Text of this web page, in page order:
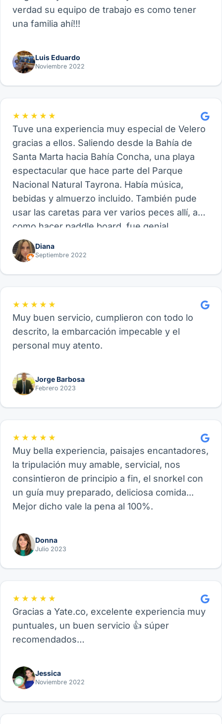
verdad su equipo de trabajo es como tener
una familia ahí!!!
Luis Eduardo
Noviembre 2022
★★★★★
Tuve una experiencia muy especial de Velero
gracias a ellos. Saliendo desde la Bahía de
Santa Marta hacia Bahía Concha, una playa
espectacular que hace parte del Parque
Nacional Natural Tayrona. Había música,
bebidas y almuerzo incluido. También pude
usar las caretas para ver varios peces allí, así
como hacer paddle board, fue genial.
Recomiendo este proveedor y su experiencia
de Velero, funcional para amigos, parejas o
Diana
Septiembre 2022
★★★★★
Muy buen servicio, cumplieron con todo lo
descrito, la embarcación impecable y el
personal muy atento.
Jorge Barbosa
Febrero 2023
★★★★★
Muy bella experiencia, paisajes encantadores,
la tripulación muy amable, servicial, nos
consintieron de principio a fin, el snorkel con
un guía muy preparado, deliciosa comida...
Mejor dicho vale la pena al 100%.
Donna
Julio 2023
★★★★★
Gracias a Yate.co, excelente experiencia muy
puntuales, un buen servicio 👍 súper
recomendados…
Jessica
Noviembre 2022